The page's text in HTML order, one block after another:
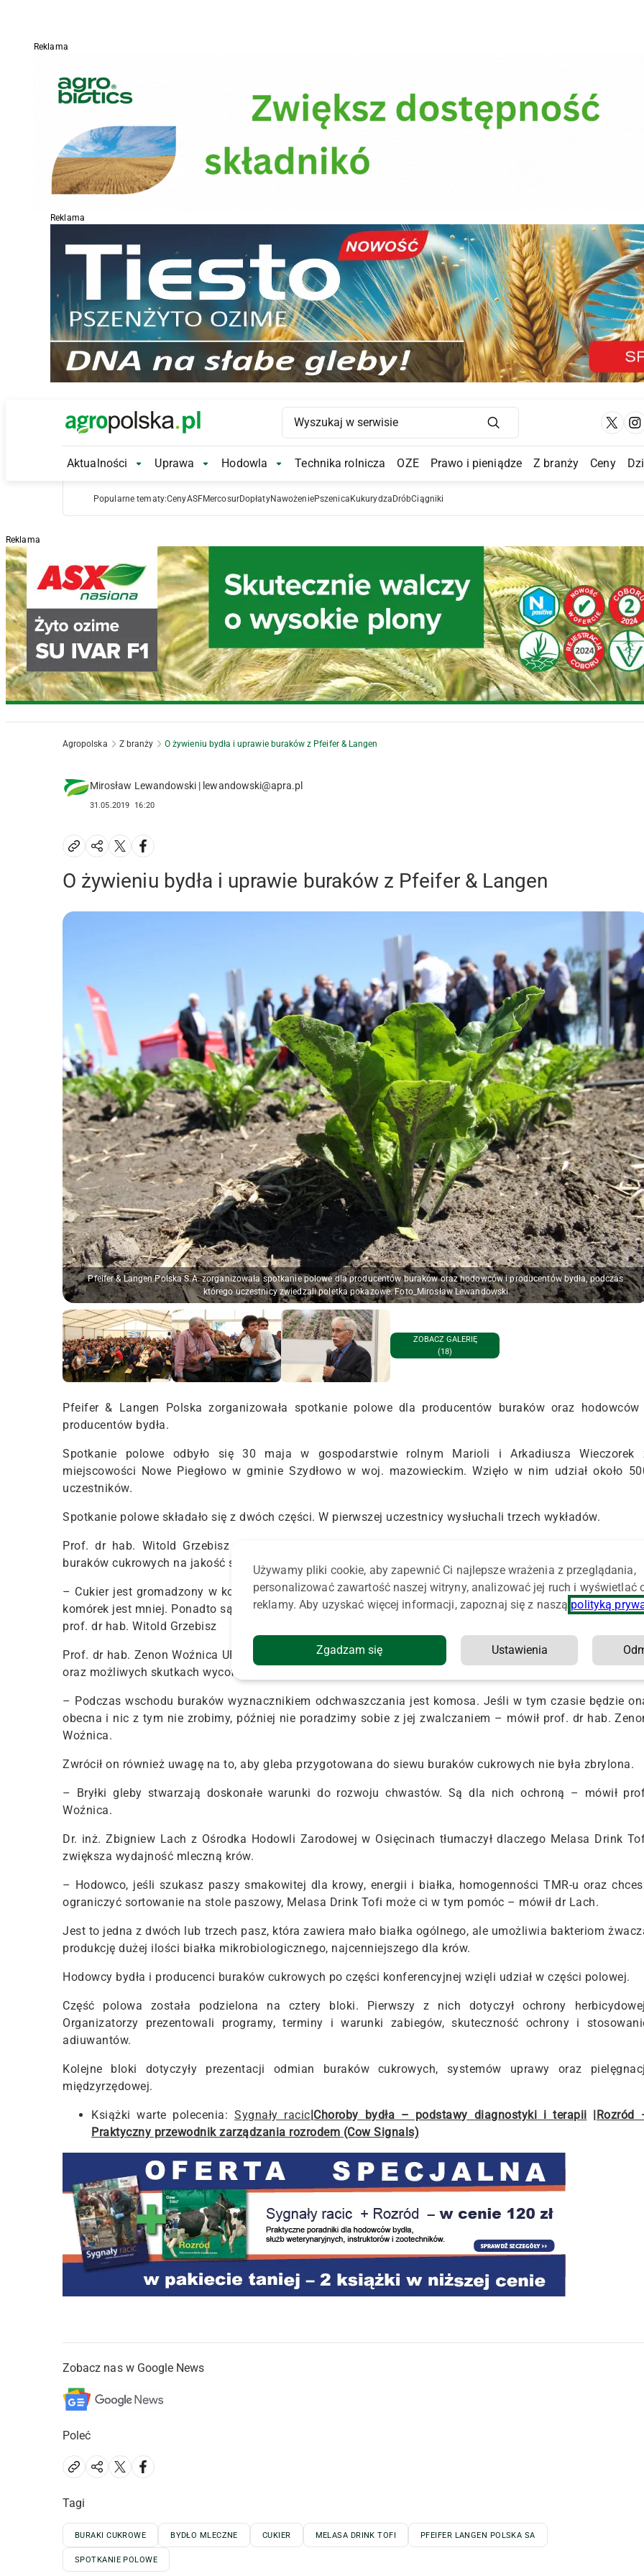
Reklama
Reklama
Main Logo
Main Navigation
Aktualności Aktualności Submenu
Uprawa Uprawa Submenu
Hodowla Hodowla Submenu
Technika rolnicza OZE Prawo i pieniądze Z branży Ceny
Popularne tematy:CenyASFMercosurDopłatyNawożeniePszenica Kukurydza DróbCiągniki
Reklama
Agropolska Z branży O żywieniu bydła i uprawie buraków z Pfeifer & Langen
Mirosław Lewandowski | lewandowski@apra.pl
31.05.2019 16:20
O żywieniu bydła i uprawie buraków z Pfeifer & Langen
Pfeifer & Langen Polska S.A. zorganizowała spotkanie polowe dla producentów buraków oraz hodowców i producentów bydła, podczas
którego uczestnicy zwiedzali poletka pokazowe. Foto_Mirosław Lewandowski
ZOBACZ GALERIĘ
(18)
Pfeifer & Langen Polskazorganizowała spotkanie polowe dla producentów buraków oraz
producentów bydła.
Spotkanie polowe odbyło się 30 maja w gospodarstwie rolnym Marioli i Arkadiusza Wieczorek
miejscowości Nowe Piegłowo w gminie Szydłowo w woj. mazowieckim. Wzięło w nim udział około
uczestników.
Spotkanie polowe składało się z dwóch części. W pierwszej uczestnicy wysłuchali trzech wykładów.
Prof. dr hab. Witold Grzebisz z Uniwersytetu Przyrodniczego w Poznaniu mówił w wpływie nawożenia
buraków cukrowych na jakość surowca.
– Cukier jest gromadzony w komórkach. Jeśli mamy do czynienia z niedoborem potasu w glebie
komórek jest mniej. Ponadto są one małe a co się tym wiąże zawartość cukru w burakach jest niska –
prof. dr hab. Witold Grzebisz
Prof. dr hab. Zenon Woźnica UP w Poznaniu mówił o skutecznej ochronie herbicydowej buraków
oraz możliwych skutkach wycofania części środków ochrony roślin.
– Podczas wschodu buraków wyznacznikiem odchwaszczania jest komosa. Jeśli w tym czasie będzie
obecna i nic z tym nie zrobimy, później nie poradzimy sobie z jej zwalczaniem – mówił prof. dr hab.
Woźnica.
Zwrócił on również uwagę na to, aby gleba przygotowana do siewu buraków cukrowych nie była zbrylona.
– Bryłki gleby stwarzają doskonałe warunki do rozwoju chwastów. Są dla nich ochroną – mówił
Woźnica.
Dr. inż. Zbigniew Lach z Ośrodka Hodowli Zarodowej w Osięcinach tłumaczył dlaczego Melasa Drink
zwiększa wydajność mleczną krów.
– Hodowco, jeśli szukasz paszy smakowitej dla krowy, energii i białka, homogenności TMR-u oraz
ograniczyć sortowanie na stole paszowy, Melasa Drink Tofi może ci w tym pomóc – mówił dr Lach.
Jest to jedna z dwóch lub trzech pasz, która zawiera mało białka ogólnego, ale umożliwia bakteriom
produkcję dużej ilości białka mikrobiologicznego, najcenniejszego dla krów.
Hodowcy bydła i producenci buraków cukrowych po części konferencyjnej wzięli udział w części polowej.
Część polowa została podzielona na cztery bloki. Pierwszy z nich dotyczył ochrony
Organizatorzy prezentowali programy, terminy i warunki zabiegów, skuteczność ochrony i
adiuwantów.
Kolejne bloki dotyczyły prezentacji odmian buraków cukrowych, systemów uprawy oraz
międzyrzędowej.
Książki warte polecenia: Sygnały racic|Choroby bydła – podstawy diagnostyki i terapii |Rozród
Praktyczny przewodnik zarządzania rozrodem (Cow Signals)
Zobacz nas w Google News
Poleć
Tagi
BURAKI CUKROWE BYDŁO MLECZNE CUKIER MELASA DRINK TOFI PFEIFER LANGEN POLSKA SA
SPOTKANIE POLOWE
Używamy pliki cookie, aby zapewnić Ci najlepsze wrażenia z przeglądania,
personalizować zawartość naszej witryny, analizować jej ruch i wyświetlać
reklamy. Aby uzyskać więcej informacji, zapoznaj się z naszą polityką
Zgadzam się Ustawienia